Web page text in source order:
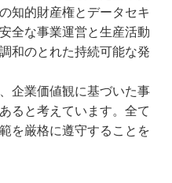
知的財産権とデータセキ
全な事業運営と生産活動
和のとれた持続可能な発
企業価値観に基づいた事
ると考えています。全て
を厳格に遵守することを